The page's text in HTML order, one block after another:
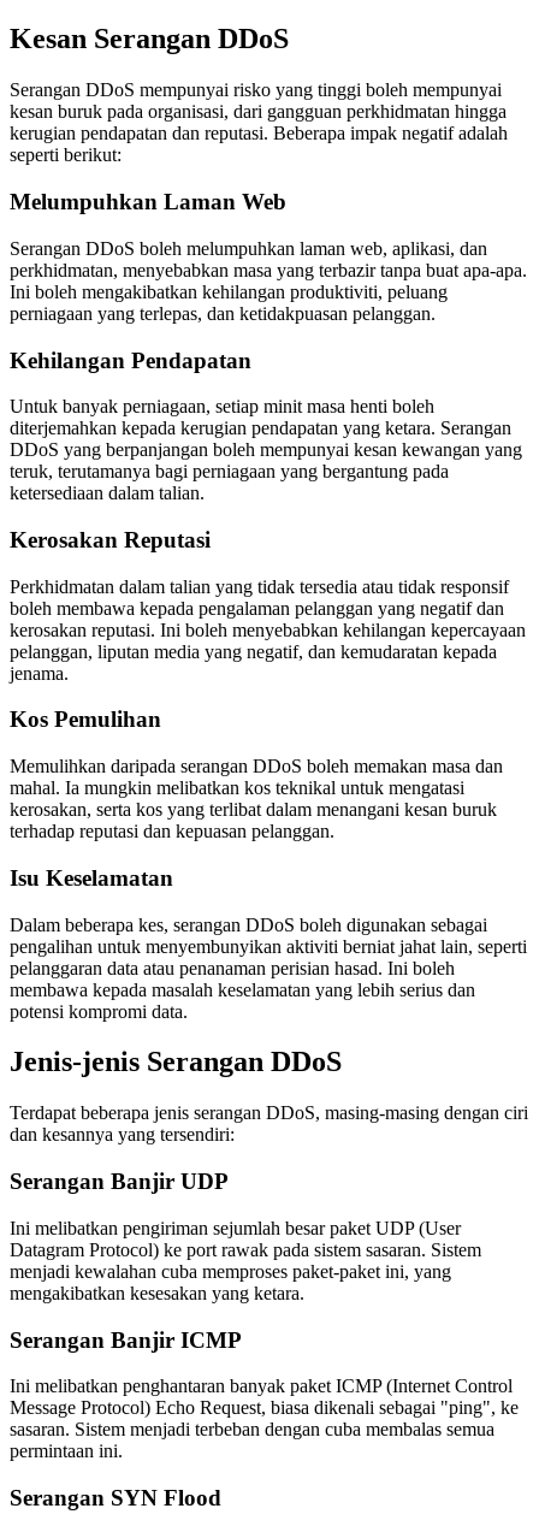
Kesan Serangan DDoS
Serangan DDoS mempunyai risko yang tinggi boleh mempunyai
kesan buruk pada organisasi, dari gangguan perkhidmatan hingga
kerugian pendapatan dan reputasi. Beberapa impak negatif adalah
seperti berikut:
Melumpuhkan Laman Web
Serangan DDoS boleh melumpuhkan laman web, aplikasi, dan
perkhidmatan, menyebabkan masa yang terbazir tanpa buat apa-apa.
Ini boleh mengakibatkan kehilangan produktiviti, peluang
perniagaan yang terlepas, dan ketidakpuasan pelanggan.
Kehilangan Pendapatan
Untuk banyak perniagaan, setiap minit masa henti boleh
diterjemahkan kepada kerugian pendapatan yang ketara. Serangan
DDoS yang berpanjangan boleh mempunyai kesan kewangan yang
teruk, terutamanya bagi perniagaan yang bergantung pada
ketersediaan dalam talian.
Kerosakan Reputasi
Perkhidmatan dalam talian yang tidak tersedia atau tidak responsif
boleh membawa kepada pengalaman pelanggan yang negatif dan
kerosakan reputasi. Ini boleh menyebabkan kehilangan kepercayaan
pelanggan, liputan media yang negatif, dan kemudaratan kepada
jenama.
Kos Pemulihan
Memulihkan daripada serangan DDoS boleh memakan masa dan
mahal. Ia mungkin melibatkan kos teknikal untuk mengatasi
kerosakan, serta kos yang terlibat dalam menangani kesan buruk
terhadap reputasi dan kepuasan pelanggan.
Isu Keselamatan
Dalam beberapa kes, serangan DDoS boleh digunakan sebagai
pengalihan untuk menyembunyikan aktiviti berniat jahat lain, seperti
pelanggaran data atau penanaman perisian hasad. Ini boleh
membawa kepada masalah keselamatan yang lebih serius dan
potensi kompromi data.
Jenis-jenis Serangan DDoS
Terdapat beberapa jenis serangan DDoS, masing-masing dengan ciri
dan kesannya yang tersendiri:
Serangan Banjir UDP
Ini melibatkan pengiriman sejumlah besar paket UDP (User
Datagram Protocol) ke port rawak pada sistem sasaran. Sistem
menjadi kewalahan cuba memproses paket-paket ini, yang
mengakibatkan kesesakan yang ketara.
Serangan Banjir ICMP
Ini melibatkan penghantaran banyak paket ICMP (Internet Control
Message Protocol) Echo Request, biasa dikenali sebagai "ping", ke
sasaran. Sistem menjadi terbeban dengan cuba membalas semua
permintaan ini.
Serangan SYN Flood